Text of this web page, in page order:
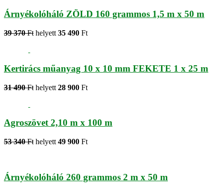
Árnyékolóháló ZÖLD 160 grammos 1,5 m x 50 m
39 370 Ft helyett 35 490 Ft
Kertirács műanyag 10 x 10 mm FEKETE 1 x 25 m
31 490 Ft helyett 28 900 Ft
Agroszövet 2,10 m x 100 m
53 340 Ft helyett 49 900 Ft
Árnyékolóháló 260 grammos 2 m x 50 m